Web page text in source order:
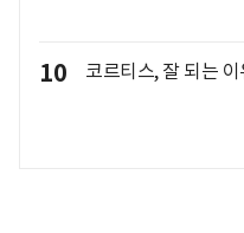
10 코르티스, 잘 되는